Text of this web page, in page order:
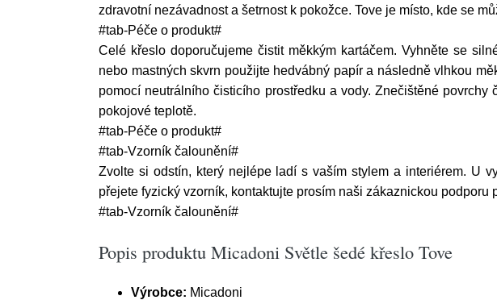
zdravotní nezávadnost a šetrnost k pokožce. Tove je místo, kde se
#tab-Péče o produkt#
Celé křeslo doporučujeme čistit měkkým kartáčem. Vyhněte se
nebo mastných skvrn použijte hedvábný papír a následně vlhkou
pomocí neutrálního čisticího prostředku a vody. Znečištěné
pokojové teplotě.
#tab-Péče o produkt#
#tab-Vzorník čalounění#
Zvolte si odstín, který nejlépe ladí s vaším stylem a interiérem. U
přejete fyzický vzorník, kontaktujte prosím naši zákaznickou podporu
#tab-Vzorník čalounění#
Popis produktu Micadoni Světle šedé křeslo Tove
Výrobce: Micadoni